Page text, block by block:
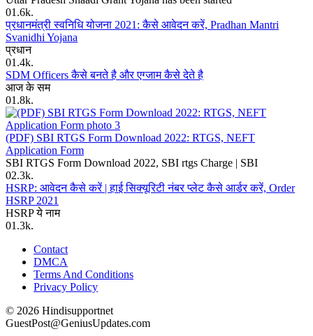
01.6k.
प्रधानमंत्री स्वनिधि योजना 2021: कैसे आवेदन करें, Pradhan Mantri
Svanidhi Yojana
प्रधान
01.4k.
SDM Officers कैसे बनते है और एग्जाम कैसे देते है
आज के सम
01.8k.
(PDF) SBI RTGS Form Download 2022: RTGS, NEFT
Application Form
SBI RTGS Form Download 2022, SBI rtgs Charge | SBI
02.3k.
HSRP: आवेदन कैसे करें | हाई सिक्यूरिटी नंबर प्लेट कैसे आर्डर करें, Order
HSRP 2021
HSRP ये नाम
01.3k.
Contact
DMCA
Terms And Conditions
Privacy Policy
© 2026 Hindisupportnet
GuestPost@GeniusUpdates.com